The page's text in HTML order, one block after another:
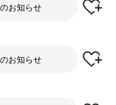
お知らせ
お知らせ